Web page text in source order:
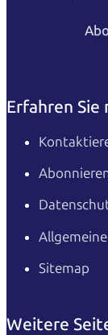
Erfahren Sie
Sitemap
Weitere